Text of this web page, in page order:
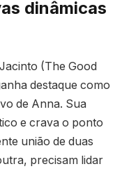
dinâmicas
(The Good
destaque como
de Anna. Sua
e crava o ponto
união de duas
precisam lidar